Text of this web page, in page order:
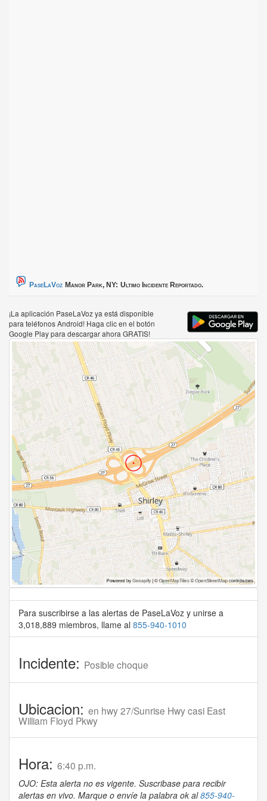
PaseLaVoz Manor Park, NY: Ultimo Incidente Reportado.
¡La aplicación PaseLaVoz ya está disponible
para teléfonos Android! Haga clic en el botón
Google Play para descargar ahora GRATIS!
Para suscribirse a las alertas de PaseLaVoz y unirse a
3,018,889 miembros, llame al 855-940-1010
Incidente: Posible choque
Ubicacion: en hwy 27/Sunrise Hwy casi East
William Floyd Pkwy
Hora: 6:40 p.m.
OJO: Esta alerta no es vigente. Suscribase para recibir
alertas en vivo. Marque o envíe la palabra ok al855-940-